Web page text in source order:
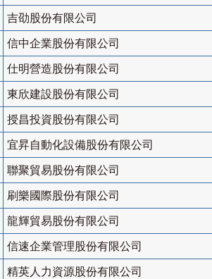
吉劭股份有限公司
信中企業股份有限公司
仕明營造股份有限公司
東欣建設股份有限公司
授昌投資股份有限公司
宜昇自動化設備股份有限公司
聯聚貿易股份有限公司
刷樂國際股份有限公司
龍輝貿易股份有限公司
信速企業管理股份有限公司
精英人力資源股份有限公司